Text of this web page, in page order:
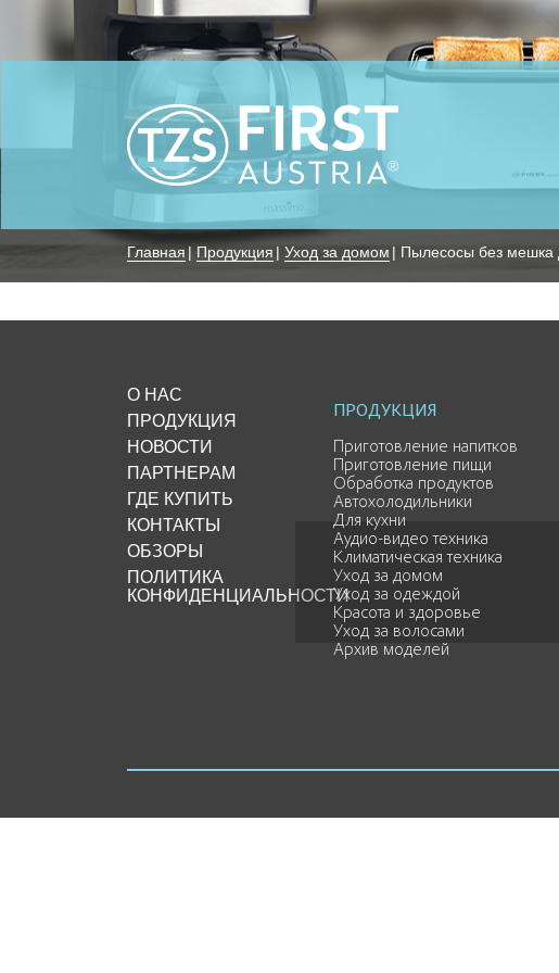
Главная | Продукция | Уход за домом | Пылесосы без мешка
О НАС
ПРОДУКЦИЯ
НОВОСТИ
ПАРТНЕРАМ
ГДЕ КУПИТЬ
КОНТАКТЫ
ОБЗОРЫ
ПОЛИТИКА
КОНФИДЕНЦИАЛЬНОСТИ
ПРОДУКЦИЯ
Приготовление напитков
Приготовление пищи
Обработка продуктов
Автохолодильники
Для кухни
Аудио-видео техника
Климатическая техника
Уход за домом
Уход за одеждой
Красота и здоровье
Уход за волосами
Архив моделей